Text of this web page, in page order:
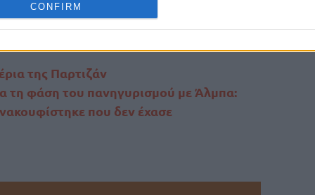
CONFIRM
της Παρτιζάν
τη φάση του πανηγυρισμού με Άλμπα:
που δεν έχασε